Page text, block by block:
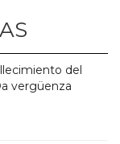
del
vergüenza